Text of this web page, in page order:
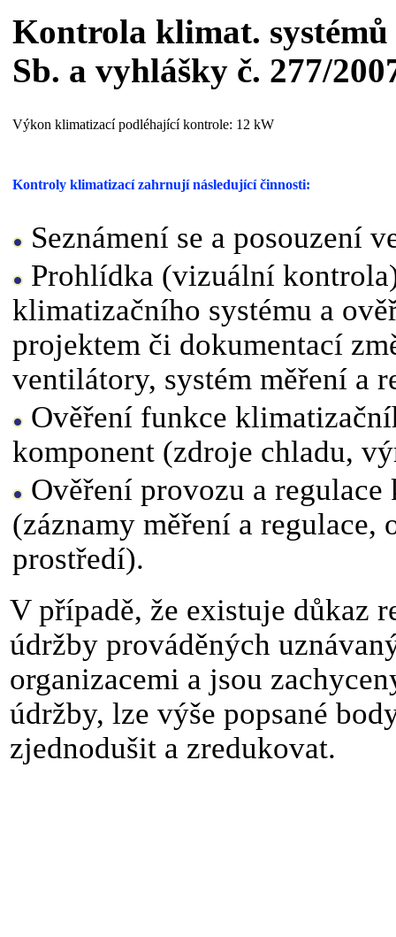
Kontrola klimat. systémů
Sb. a vyhlášky č. 277/
Výkon klimatizací podléhající kontrole: 12 kW
Kontroly klimatizací zahrnují následující činnosti:
Seznámení se a posouzení
Prohlídka (vizuální
klimatizačního systému a
projektem či dokumentací
ventilátory, systém měření a
Ověření funkce
komponent (zdroje chladu,
Ověření provozu a
(záznamy měření a
prostředí).
V případě, že existuje důkaz
údržby prováděných
organizacemi a jsou
údržby, lze výše popsané
zjednodušit a zredukovat.